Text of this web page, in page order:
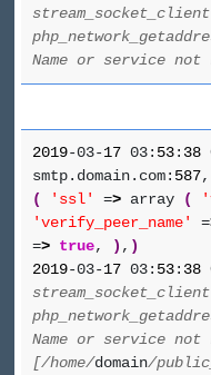
Name or service not
2019-03-17 03: 53: 38
smtp.domain.com: 587,
(
'ssl' => array (
'verify_peer_name'
=
=> true, ) , )
2019-03-17 03: 53: 38
Name or service not
[/home/domain/